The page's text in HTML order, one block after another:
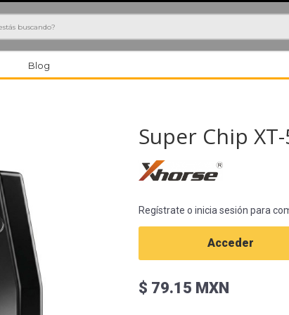
Blog
Super Chip
Regístrate o inicia sesión para
Acceder
$ 79.15 MXN